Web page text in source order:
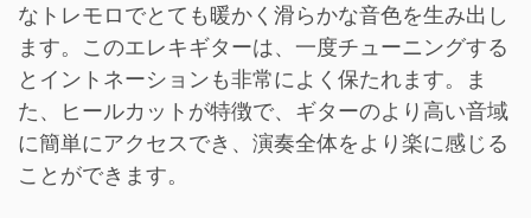
なトレモロでとても暖かく滑らかな音色を生み出し
ます。このエレキギターは、一度チューニングする
とイントネーションも非常によく保たれます。ま
た、ヒールカットが特徴で、ギターのより高い音域
に簡単にアクセスでき、演奏全体をより楽に感じる
ことができます。